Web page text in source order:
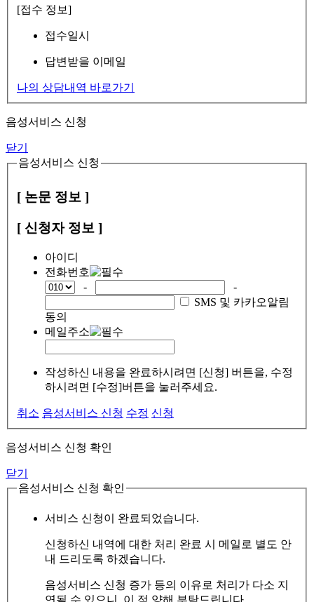
[접수 정보]
접수일시
답변받을 이메일
나의 상담내역 바로가기
음성서비스 신청
닫기
음성서비스 신청
[ 논문 정보 ]
[ 신청자 정보 ]
아이디
전화번호
-
-
SMS 및 카카오알림
동의
메일주소
작성하신 내용을 완료하시려면 [신청] 버튼을, 수정
하시려면 [수정]버튼을 눌러주세요.
취소 음성서비스 신청 수정 신청
음성서비스 신청 확인
닫기
음성서비스 신청 확인
서비스 신청이 완료되었습니다.
신청하신 내역에 대한 처리 완료 시 메일로 별도 안
내 드리도록 하겠습니다.
음성서비스 신청 증가 등의 이유로 처리가 다소 지
연될 수 있으니, 이 점 양해 부탁드립니다.